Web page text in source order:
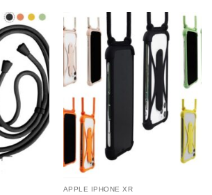
APPLE IPHONE XR